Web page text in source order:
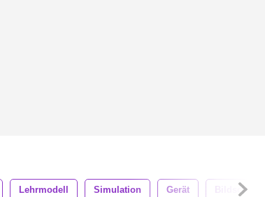
Lehrmodell Simulation Gerät Bildschirm